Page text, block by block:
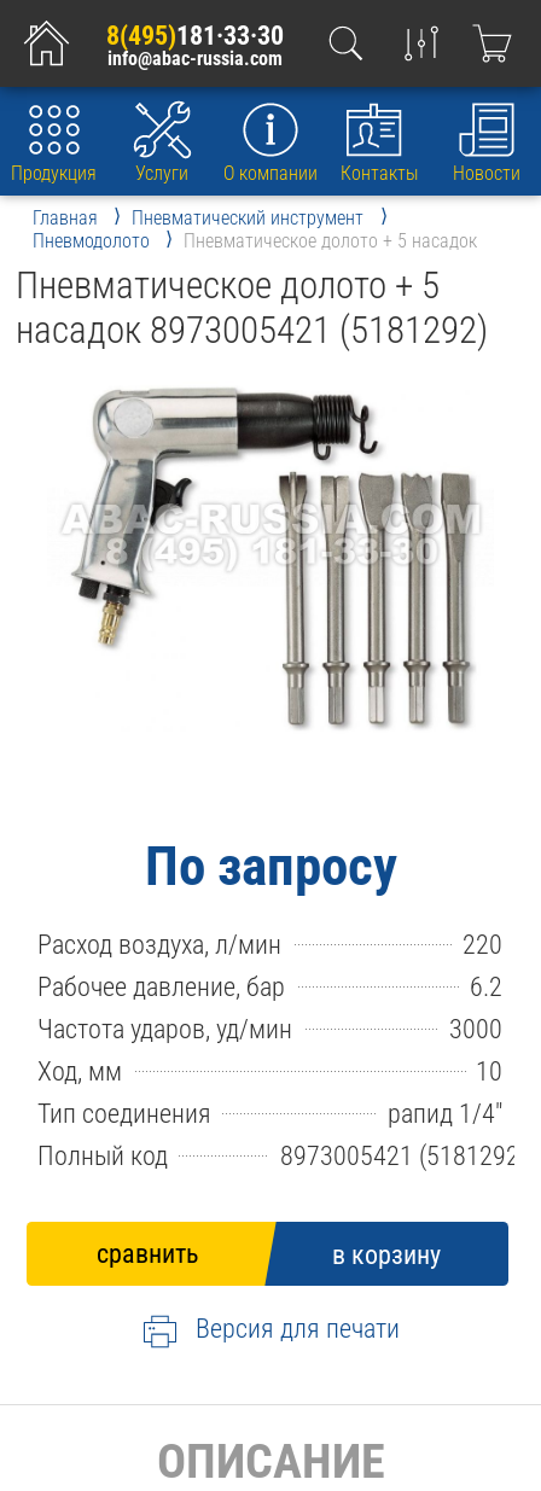
8(495)181·33·30
info@abac-russia.com
Продукция Услуги О компании Контакты
Новости
Главная
Пневматический инструмент
Пневмодолото
Пневматическое долото + 5 насадок
Пневматическое долото + 5
насадок 8973005421 (5181292)
По запросу
Расход воздуха, л/мин
220
Рабочее давление, бар
6.2
Частота ударов, уд/мин
3000
Ход, мм
10
Тип соединения
рапид 1/4"
Полный код
8973005421 (5181292)
Версия для печати
ОПИСАНИЕ